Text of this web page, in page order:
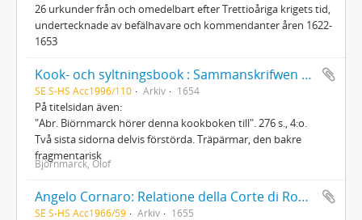
26 urkunder från och omedelbart efter Trettioåriga krigets tid,
undertecknade av befälhavare och kommendanter åren 1622-
1653
Kook- och syltningsbook : Sammanskrifwen af min Sahlig Fader, Olof Biörnmarck
SE S-HS Acc1996/110 Arkiv 1654
På titelsidan även:
"Abr. Biörnmarck hörer denna kookboken till". 276 s., 4:o.
Två sista sidorna delvis förstörda. Träpärmar, den bakre
fragmentarisk
Björnmarck, Olof
Angelo Cornaro: Relatione della Corte di Roma
SE S-HS Acc1966/59 Arkiv 1655